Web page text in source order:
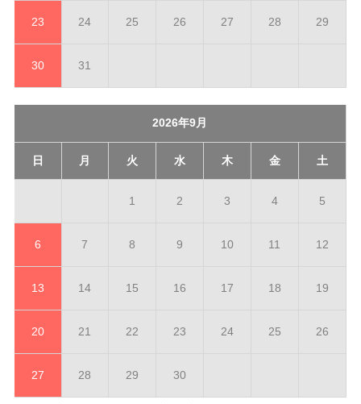
23 24 25 26 27 28 29
30 31
2026年9月
日 月 火 水 木 金 土
1 2 3 4 5
6 7 8 9 10 11 12
13 14 15 16 17 18 19
20 21 22 23 24 25 26
27 28 29 30